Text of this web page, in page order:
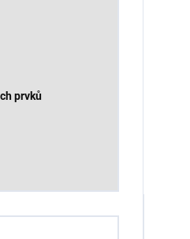
prvků